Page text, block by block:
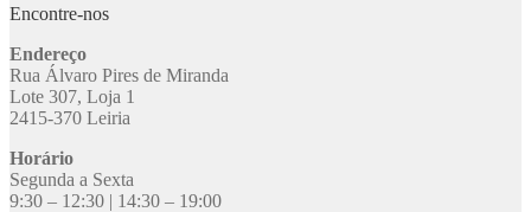
Encontre-nos
Endereço
Rua Álvaro Pires de Miranda
Lote 307, Loja 1
2415-370 Leiria
Horário
Segunda a Sexta
9:30 – 12:30 | 14:30 – 19:00